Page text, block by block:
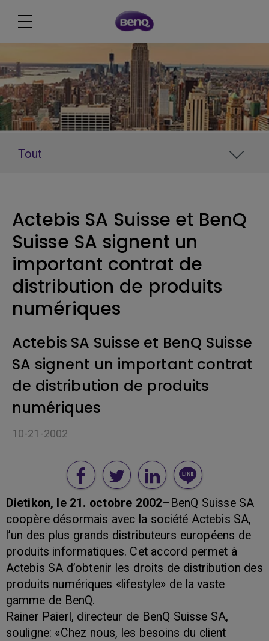
Tout
Actebis SA Suisse et BenQ
Suisse SA signent un
important contrat de
distribution de produits
numériques
Actebis SA Suisse et BenQ Suisse
SA signent un important contrat
de distribution de produits
numériques
10-21-2002
Dietikon, le 21. octobre 2002–BenQ Suisse SA
coopère désormais avec la société Actebis SA,
l’un des plus grands distributeurs européens de
produits informatiques. Cet accord permet à
Actebis SA d’obtenir les droits de distribution des
produits numériques «lifestyle» de la vaste
gamme de BenQ.
Rainer Paierl, directeur de BenQ Suisse SA,
souligne: «Chez nous, les besoins du client